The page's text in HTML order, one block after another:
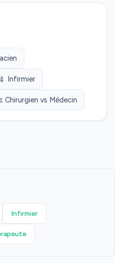
💉 Infirmier
Chirurgien vs Médecin
Infirmier